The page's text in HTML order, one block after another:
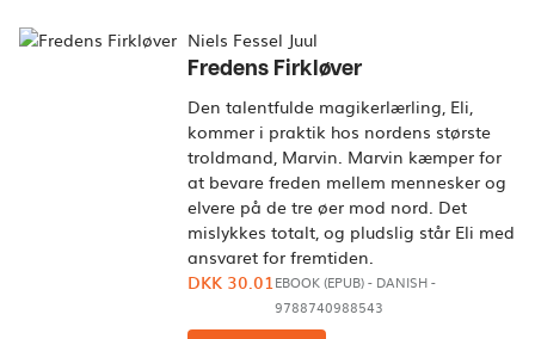
Niels Fessel Juul
Fredens Firkløver
Den talentfulde magikerlærling, Eli,
kommer i praktik hos nordens største
troldmand, Marvin. Marvin kæmper for
at bevare freden mellem mennesker og
elvere på de tre øer mod nord. Det
mislykkes totalt, og pludslig står Eli med
ansvaret for fremtiden.
DKK 30.01EBOOK (EPUB)- DANISH-
9788740988543